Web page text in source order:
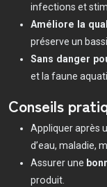
infections et
Améliore la
préserve un
Sans danger
et la faune
Conseils
Appliquer après
d’eau, maladie,
Assurer une
produit.